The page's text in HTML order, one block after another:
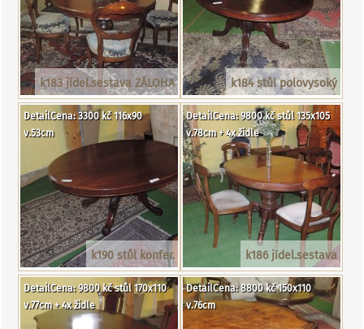
k183 jídel.sestava ZÁLOHA k184 stůl polovysoký
k190 stůl konfer.
DetailCena: 3300 kč 116x90
v.53cm
k186 jídel.sestava
DetailCena: 9800 kč stůl 135x105
v.78cm + 4x židle
DetailCena: 9800 kč stůl 170x110
v.77cm + 4x židle
DetailCena: 8800 kč 150x110
v.76cm